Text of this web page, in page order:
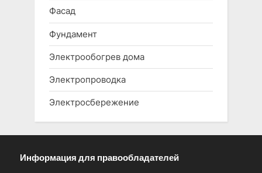
Фасад
Фундамент
Электрообогрев дома
Электропроводка
Электросбережение
Информация для правообладателей